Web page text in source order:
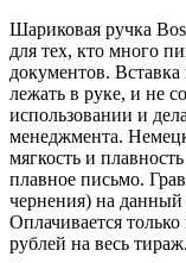
Шариковая ручка
для тех, кто много
документов.
лежать в руке, и не
использовании и
менеджмента.
мягкость и
плавное письмо.
чернения) на данный
Оплачивается
рублей на весь тираж.